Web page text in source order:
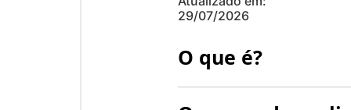
29/07/2026
O que é?